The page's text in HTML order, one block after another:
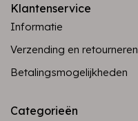
Klantenservice
Informatie
Verzending en retourneren
Betalingsmogelijkheden
Categorieën